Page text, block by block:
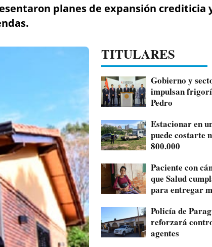
planes de expansión crediticia
TITULARES
Gobierno y
impulsan
Pedro
Estacionar en
puede costarte
800.000
Paciente con
que Salud
para entregar
Policía de
reforzará
agentes